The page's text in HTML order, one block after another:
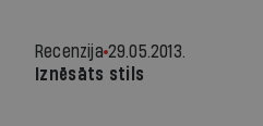
Recenzija 29.05.2013.
Iznēsāts stils